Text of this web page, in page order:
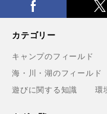
カテゴリー
キャンプのフィールド
海・川・湖のフィールド
遊びに関する知識
環